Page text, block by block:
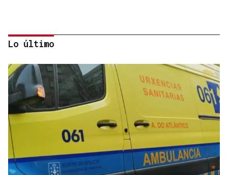
ALIANZA
La D.O. Monterrei refuerza su proyección
enoturística junto a Expourense
Lo último